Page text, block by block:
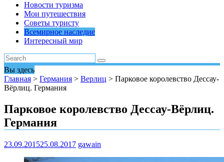
Новости туризма
Мои путешествия
Советы туристу
Всемирное наследие
Интересный мир
Вы здесь
Главная > Германия > Верлиц > Парковое королевство Дессау-
Вёрлиц. Германия
Парковое королевство Дессау-Вёрлиц.
Германия
23.09.201525.08.2017 gawain